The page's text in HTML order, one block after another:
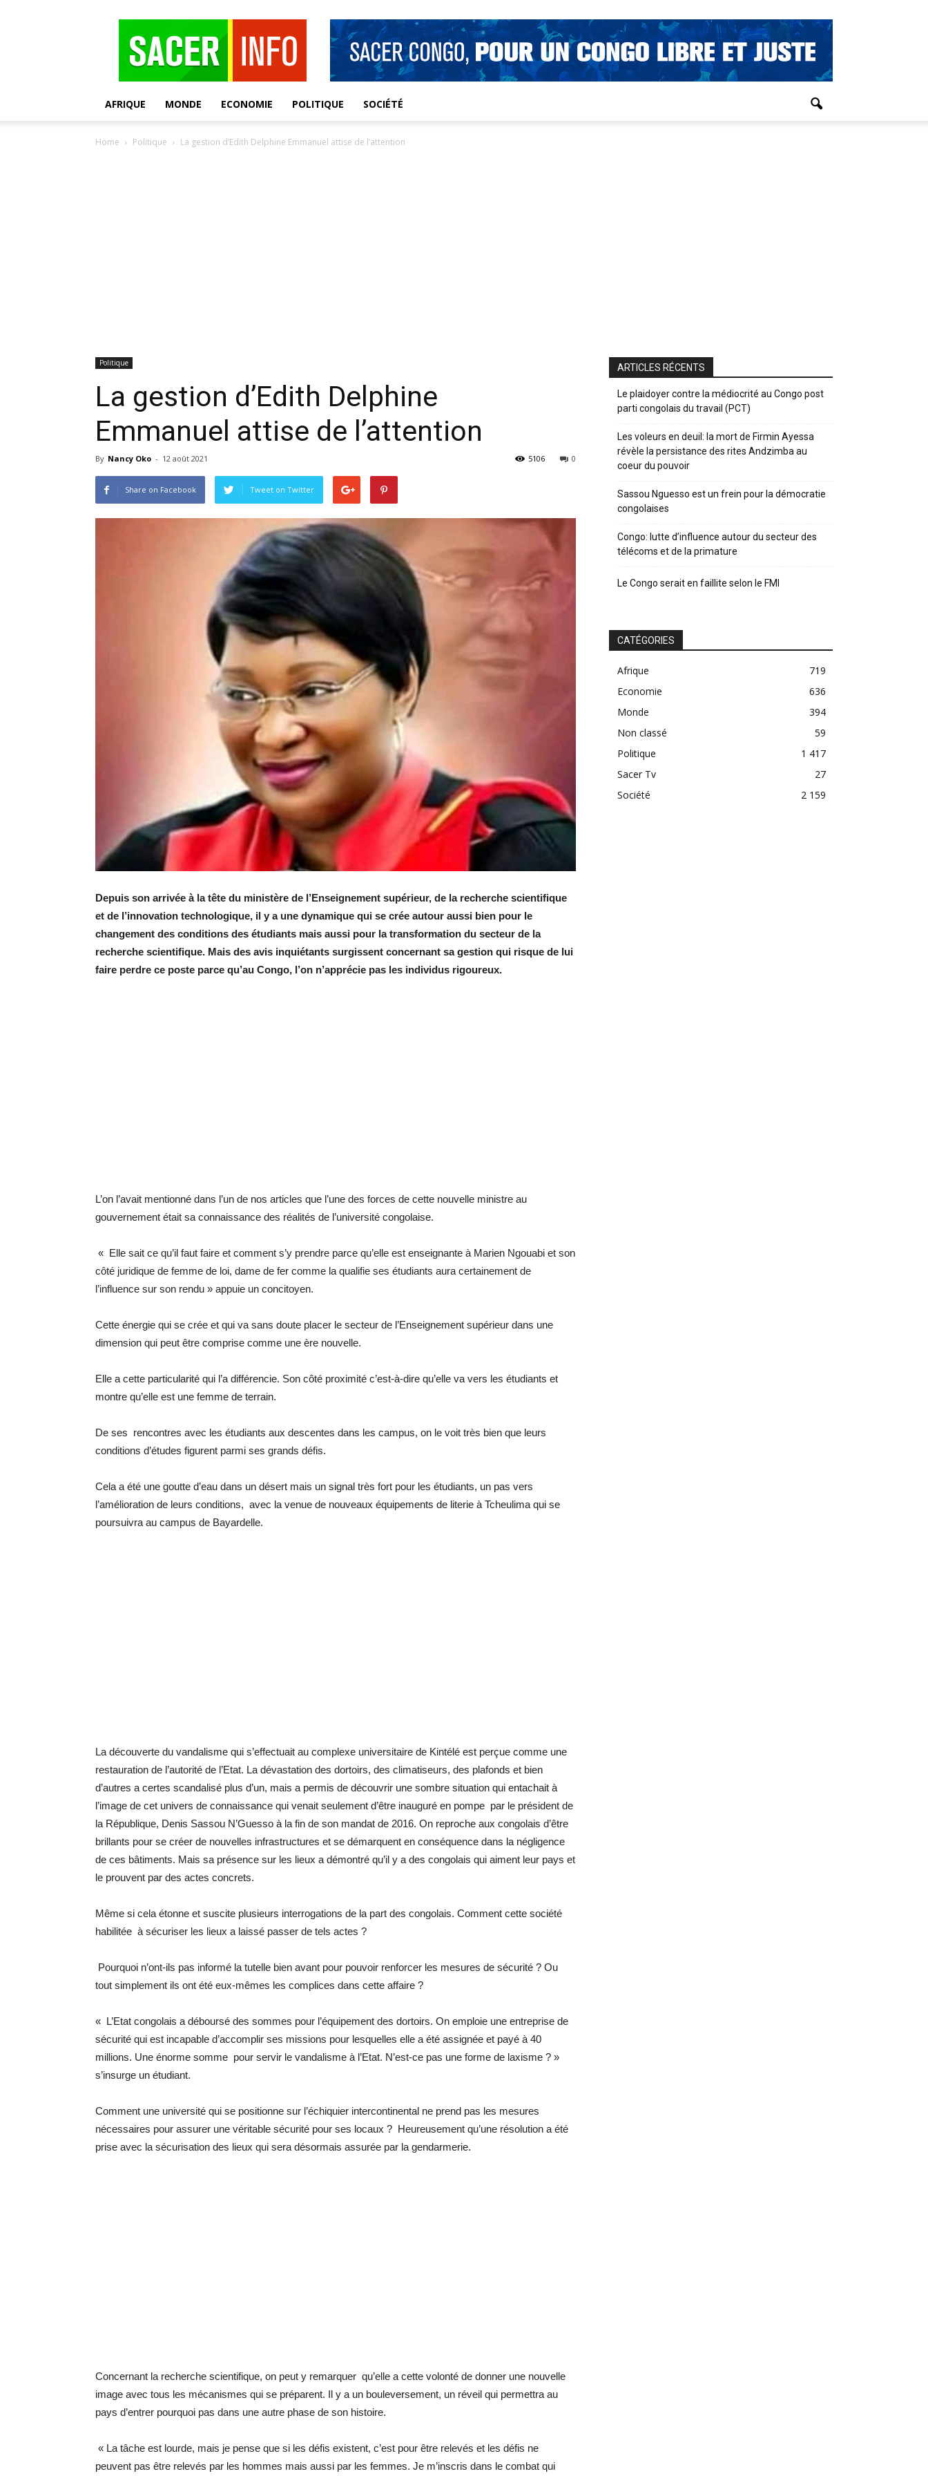
AFRIQUE MONDE ECONOMIE POLITIQUE SOCIÉTÉ
Home Politique La gestion d’Edith Delphine Emmanuel attise de l’attention
Politique
La gestion d’Edith Delphine
Emmanuel attise de l’attention
By Nancy Oko - 12 août 2021 0
5106
Share on Facebook Tweet on Twitter
Depuis son arrivée à la tête du ministère de l’Enseignement supérieur, de la recherche scientifique
et de l’innovation technologique, il y a une dynamique qui se crée autour aussi bien pour le
changement des conditions des étudiants mais aussi pour la transformation du secteur de la
recherche scientifique. Mais des avis inquiétants surgissent concernant sa gestion qui risque de lui
faire perdre ce poste parce qu’au Congo, l’on n’apprécie pas les individus rigoureux.
L’on l’avait mentionné dans l’un de nos articles que l’une des forces de cette nouvelle ministre au
gouvernement était sa connaissance des réalités de l’université congolaise.
« Elle sait ce qu’il faut faire et comment s’y prendre parce qu’elle est enseignante à Marien Ngouabi et son
côté juridique de femme de loi, dame de fer comme la qualifie ses étudiants aura certainement de
l’influence sur son rendu » appuie un concitoyen.
Cette énergie qui se crée et qui va sans doute placer le secteur de l’Enseignement supérieur dans une
dimension qui peut être comprise comme une ère nouvelle.
Elle a cette particularité qui l’a différencie. Son côté proximité c’est-à-dire qu’elle va vers les étudiants et
montre qu’elle est une femme de terrain.
De ses rencontres avec les étudiants aux descentes dans les campus, on le voit très bien que leurs
conditions d’études figurent parmi ses grands défis.
Cela a été une goutte d’eau dans un désert mais un signal très fort pour les étudiants, un pas vers
l’amélioration de leurs conditions, avec la venue de nouveaux équipements de literie à Tcheulima qui se
poursuivra au campus de Bayardelle.
La découverte du vandalisme qui s’effectuait au complexe universitaire de Kintélé est perçue comme une
restauration de l’autorité de l’Etat. La dévastation des dortoirs, des climatiseurs, des plafonds et bien
d’autres a certes scandalisé plus d’un, mais a permis de découvrir une sombre situation qui entachait à
l’image de cet univers de connaissance qui venait seulement d’être inauguré en pompe par le président de
la République, Denis Sassou N’Guesso à la fin de son mandat de 2016. On reproche aux congolais d’être
brillants pour se créer de nouvelles infrastructures et se démarquent en conséquence dans la négligence
de ces bâtiments. Mais sa présence sur les lieux a démontré qu’il y a des congolais qui aiment leur pays et
le prouvent par des actes concrets.
Même si cela étonne et suscite plusieurs interrogations de la part des congolais. Comment cette société
habilitée à sécuriser les lieux a laissé passer de tels actes ?
Pourquoi n’ont-ils pas informé la tutelle bien avant pour pouvoir renforcer les mesures de sécurité ? Ou
tout simplement ils ont été eux-mêmes les complices dans cette affaire ?
« L’Etat congolais a déboursé des sommes pour l’équipement des dortoirs. On emploie une entreprise de
sécurité qui est incapable d’accomplir ses missions pour lesquelles elle a été assignée et payé à 40
millions. Une énorme somme pour servir le vandalisme à l’Etat. N’est-ce pas une forme de laxisme ? »
s’insurge un étudiant.
Comment une université qui se positionne sur l’échiquier intercontinental ne prend pas les mesures
nécessaires pour assurer une véritable sécurité pour ses locaux ? Heureusement qu’une résolution a été
prise avec la sécurisation des lieux qui sera désormais assurée par la gendarmerie.
Concernant la recherche scientifique, on peut y remarquer qu’elle a cette volonté de donner une nouvelle
image avec tous les mécanismes qui se préparent. Il y a un bouleversement, un réveil qui permettra au
pays d’entrer pourquoi pas dans une autre phase de son histoire.
« La tâche est lourde, mais je pense que si les défis existent, c’est pour être relevés et les défis ne
peuvent pas être relevés par les hommes mais aussi par les femmes. Je m’inscris dans le combat qui
ARTICLES RÉCENTS
Le plaidoyer contre la médiocrité au Congo post
parti congolais du travail (PCT)
Les voleurs en deuil: la mort de Firmin Ayessa
révèle la persistance des rites Andzimba au
coeur du pouvoir
Sassou Nguesso est un frein pour la démocratie
congolaises
Congo: lutte d’influence autour du secteur des
télécoms et de la primature
Le Congo serait en faillite selon le FMI
CATÉGORIES
Afrique
719
Economie
636
Monde
394
Non classé
59
Politique
1 417
Sacer Tv
27
Société
2 159